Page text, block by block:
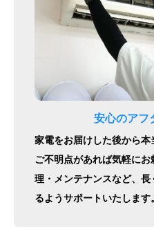
安心のアフ
家電をお届けした後から本
ご不明点があれば気軽に
理・メンテナンスなど、
るようサポートいたします。